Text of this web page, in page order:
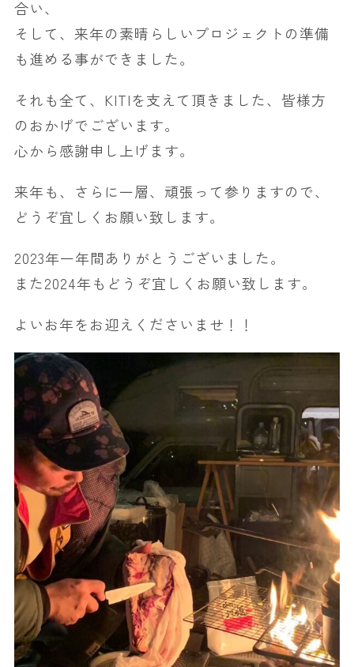
合い、
そして、来年の素晴らしいプロジェクトの準備
も進める事ができました。
それも全て、KITIを支えて頂きました、皆様方
のおかげでございます。
心から感謝申し上げます。
来年も、さらに一層、頑張って参りますので、
どうぞ宜しくお願い致します。
2023年一年間ありがとうございました。
また2024年もどうぞ宜しくお願い致します。
よいお年をお迎えくださいませ！！